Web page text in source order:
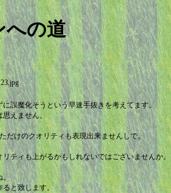
への道
誤魔化そうという早速手抜きを考えてます。
思えません。
だけのクオリティも表現出来ませんしで。
ティも上がるかもしれないではございませんか。
。
ると致します。